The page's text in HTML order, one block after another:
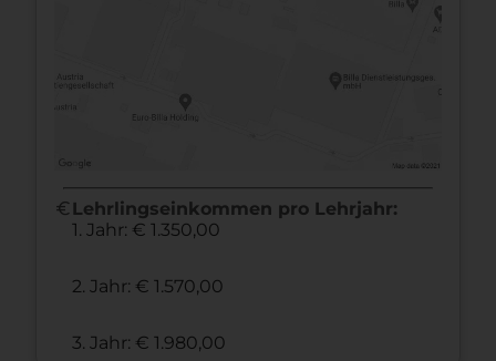
euro Lehrlingseinkommen pro Lehrjahr:
1. Jahr: € 1.350,00
2. Jahr: € 1.570,00
3. Jahr: € 1.980,00